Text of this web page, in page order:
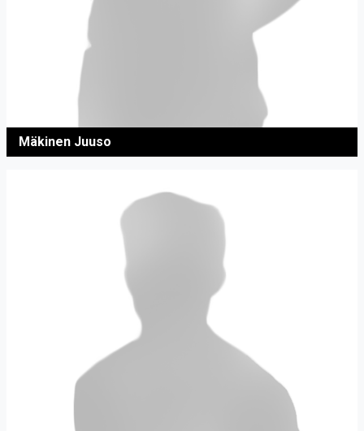
Mäkinen Juuso